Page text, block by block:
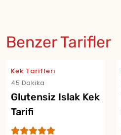
Benzer Tarifler
Kek Tarifleri
45 Dakika
Glutensiz Islak Kek
Tarifi